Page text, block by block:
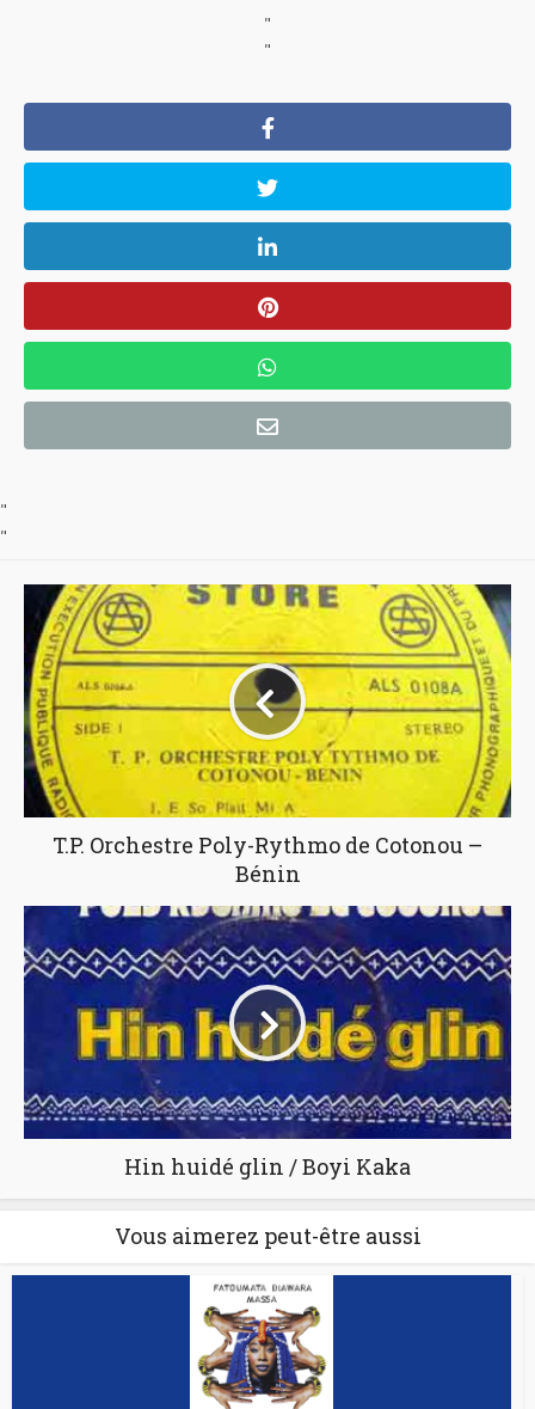
"
"
"
"
T.P. Orchestre Poly-Rythmo de Cotonou –
Bénin
Hin huidé glin / Boyi Kaka
Vous aimerez peut-être aussi